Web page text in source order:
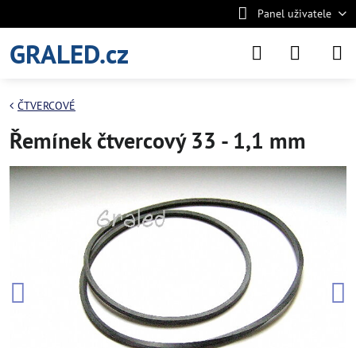
Panel uživatele
GRALED.cz
ČTVERCOVÉ
Řemínek čtvercový 33 - 1,1 mm